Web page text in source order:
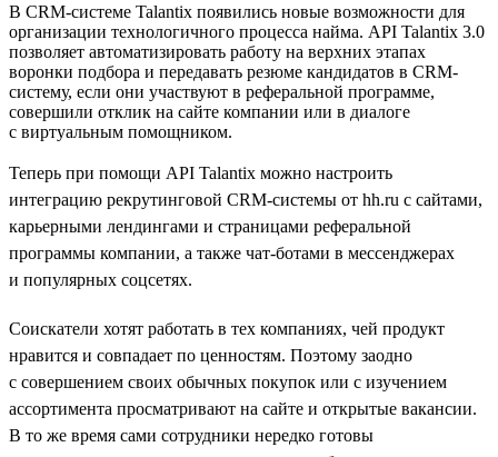
В CRM-системе Talantix появились новые возможности для
организации технологичного процесса найма. API Talantix 3.0
позволяет автоматизировать работу на верхних этапах
воронки подбора и передавать резюме кандидатов в CRM-
систему, если они участвуют в реферальной программе,
совершили отклик на сайте компании или в диалоге
с виртуальным помощником.
Теперь при помощи API Talantix можно настроить
интеграцию рекрутинговой CRM-системы от hh.ru с сайтами,
карьерными лендингами и страницами реферальной
программы компании, а также чат-ботами в мессенджерах
и популярных соцсетях.
Соискатели хотят работать в тех компаниях, чей продукт
нравится и совпадает по ценностям. Поэтому заодно
с совершением своих обычных покупок или с изучением
ассортимента просматривают на сайте и открытые вакансии.
В то же время сами сотрудники нередко готовы